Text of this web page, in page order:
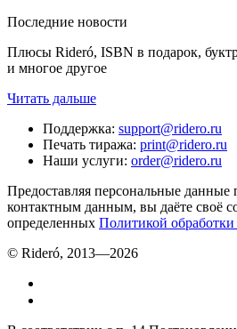
Последние новости
Плюсы Rideró, ISBN в подарок,
и многое другое
Читать дальше
Поддержка: support@ridero.ru
Печать тиража: print@ridero.ru
Наши услуги: order@ridero.ru
Предоставляя персональные данные
контактным данным, вы даёте своё
определенных Политикой
© Rideró, 2013—2026